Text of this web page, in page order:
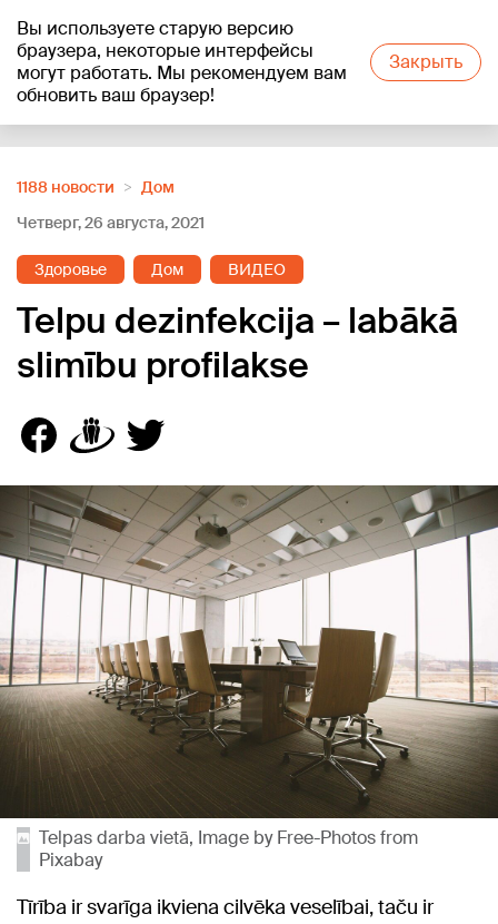
Вы используете старую версию
браузера, некоторые интерфейсы
могут работать. Мы рекомендуем вам
обновить ваш браузер!
Закрыть
+12°C
1188 новости
Дом
Четверг, 26 августа, 2021
Здоровье Дом ВИДЕО
Telpu dezinfekcija – labākā
slimību profilakse
Telpas darba vietā, Image by Free-Photos from
Pixabay
Tīrība ir svarīga ikviena cilvēka veselībai, taču ir